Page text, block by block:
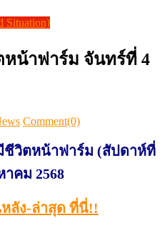
น้าฟาร์ม จันทร์ที่ 4
Comment(0)
ชีวิตหน้าฟาร์ม (สัปดาห์ที่
าคม 2568
ลัง-ล่าสุด ที่นี่!!